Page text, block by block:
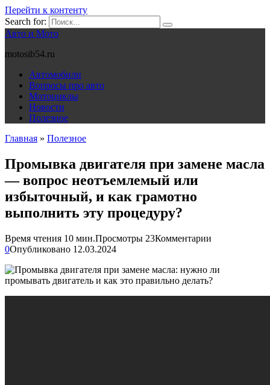
Перейти к контенту
Search for:
Авто и Мото
motosib54.ru
Автомобили
Вопросы про авто
Мотоциклы
Новости
Полезное
Главная » Полезное
Промывка двигателя при замене масла
— вопрос неотъемлемый или
избыточный, и как грамотно
выполнить эту процедуру?
Время чтения 10 мин.Просмотры 23Комментарии
0Опубликовано 12.03.2024